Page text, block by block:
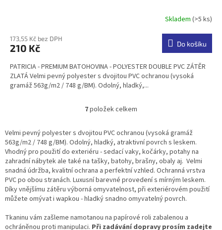
produktu
je
z
5
hvězdiček.
Skladem(>5 ks)
173,55 Kč bez DPH
210 Kč Do košíku
PATRICIA - PREMIUM BATOHOVINA - POLYESTER DOUBLE PVC ZÁTĚR
ZLATÁ Velmi pevný polyester s dvojitou PVC ochranou (vysoká
gramáž 563g/m2 / 748 g/BM). Odolný, hladký,...
O
l
á
d
a
c
í
p
r
k
y
7položek celkem
Velmi pevný polyester s dvojitou PVC ochranou (vysoká gramáž
563g/m2 / 748 g/BM). Odolný, hladký, atraktivní povrch s leskem.
Vhodný pro použití do exteriéru - sedací vaky, kočárky, potahy na
zahradní nábytek ale také na tašky, batohy, brašny, obaly aj. Velmi
snadná údržba, kvalitní ochrana a perfektní vzhled. Ochranná vrstva
PVC po obou stranách. Luxusní barevné provedení s mírným leskem.
Díky vnějšímu zátěru výborná omyvatelnost, při exteriérovém použití
můžete omývat i wapkou - hladký snadno omyvatelný povrch.
Tkaninu vám zašleme namotanou na papírové roli zabalenou a
ochráněnou proti manipulaci. Při zadávání dopravy prosím zadejte